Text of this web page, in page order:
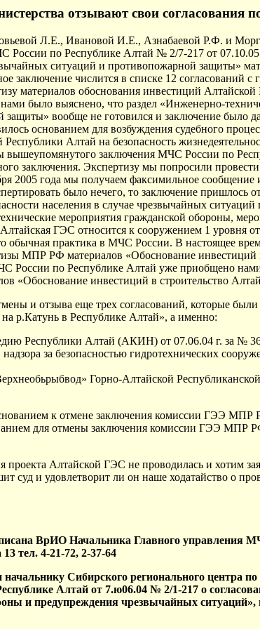
отзывают свои согласования
Л.Е., Ивановой И.Е., Азнабаевой Р.Ф. и
России по Республике Алтай № 2/7-217 от
ситуаций и противопожарной защиты»
заключение числится в списке 12 согласований с
материалов обоснования инвестиций
было выяснено, что раздел «Инженерно-
вообще не готовился и заключение было
основанием для возбуждения судебного
Алтай на безопасность
вышеупомянутого заключения МЧС России по
заключения. Экспертизу мы попросили
2005 года мы получаем факсимильное
было нечего, то заключение
населения в случае чрезвычайных
мероприятия гражданской обороны,
ГЭС относится к сооружением 1 уровня
обычная практика в МЧС России. В настоящее
МПР РФ материалов «Обоснование инвестиций
по Республике Алтай уже приобщено
«Обоснование инвестиций в строительство
и отзыва еще трех согласований, которые
р.Катунь в Республике Алтай», а именно:
Республики Алтай (АКИН) от 07.06.04 г. за №
надзора за безопасностью гидротехнических
Горно-Алтайской
к отмене заключения комиссии ГЭЭ МПР
для отмены заключения комиссии ГЭЭ МПР
Алтайской ГЭС не проводилась и хотим
суд и удовлетворит ли он наше ходатайство о
ВрИО Начальника Главного управления
тел. 4-21-72, 2-37-64
Сибирского регионального центра
Алтай от 7.ю06.04 № 2/1-217 о
и предупреждения чрезвычайных